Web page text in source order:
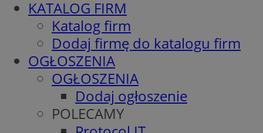
KATALOG FIRM
Katalog firm
Dodaj firmę do katalogu firm
OGŁOSZENIA
OGŁOSZENIA
Dodaj ogłoszenie
POLECAMY